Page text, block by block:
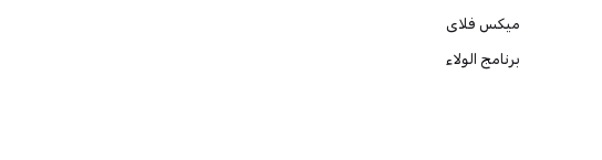
ميكس فلاى
برنامج الولاء